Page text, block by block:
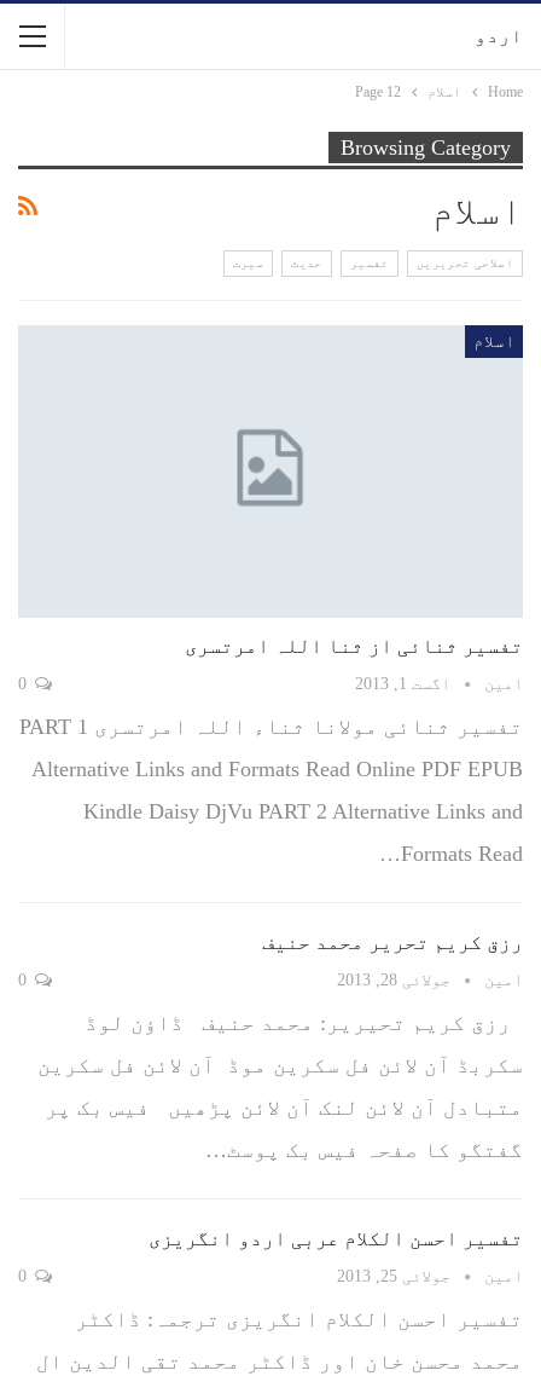
اردو
Home اسلام Page 12
Browsing Category
اسلام
اصلاحی تحریریں تفسیر حدیث سیرت
اسلام
تفسیر ثنائی از ثنا اللہ امرتسری
امین اگست 1, 2013
تفسیر ثنائی مولانا ثناء اللہ امرتسری PART 1
Alternative Links and Formats Read Online PDF EPUB
Kindle Daisy DjVu PART 2 Alternative Links and
Formats Read…
رزق کریم تحریر محمد حنیف
امین جولائی 28, 2013
رزق کریم تحیریر: محمد حنیف ڈاؤن لوڈ
سکربڈ آن لائن فل سکرین موڈ آن لائن فل سکرین
متبادل آن لائن لنک آن لائن پڑھیں فیس بک پر
گفتگو کا صفحہ فیس بک پوسٹ…
تفسیر احسن الکلام عربی اردو انگریزی
امین جولائی 25, 2013
تفسیر احسن الکلام انگریزی ترجمہ: ڈاکٹر
محمد محسن خان اور ڈاکٹر محمد تقی الدین ال